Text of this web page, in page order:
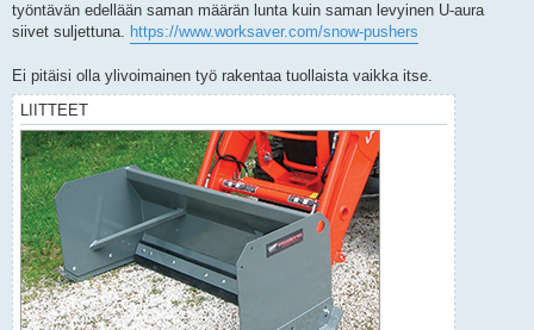
työntävän edellään saman määrän lunta kuin saman levyinen U-aura
siivet suljettuna. https://www.worksaver.com/snow-pushers
Ei pitäisi olla ylivoimainen työ rakentaa tuollaista vaikka itse.
LIITTEET